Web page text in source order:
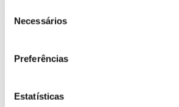
recolhidas através da sua utilização
responsável por um cookie de
verificar quem são esses terceiros na
Necessários
Preferências
Estatísticas
Promover a energia
Disponibilizamos soluções customizadas